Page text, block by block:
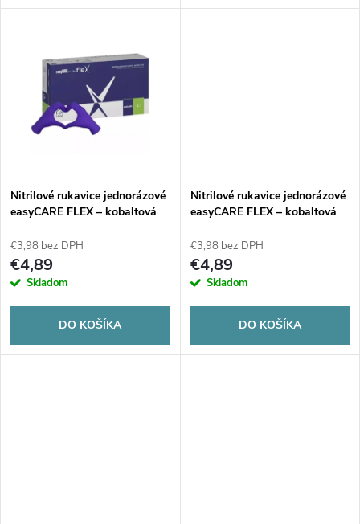
d
o
v
v
Nitrilové rukavice jednorázové
easyCARE FLEX – kobaltová
€3,98 bez DPH
€4,89
Skladom
DO KOŠÍKA
Nitrilové rukavice jednorázové
easyCARE FLEX – kobaltová
€3,98 bez DPH
€4,89
Skladom
DO KOŠÍKA